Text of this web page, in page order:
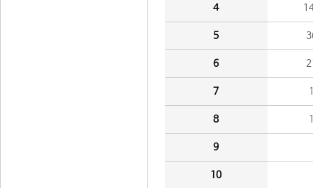
4
5
6
7
8
9
10